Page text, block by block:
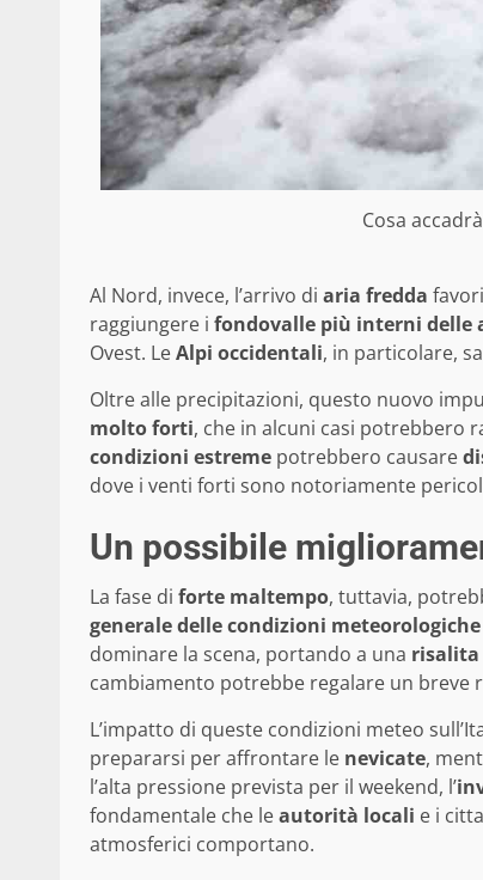
Cosa
Al Nord, invece, l’arrivo di aria fredda
raggiungere i fondovalle più interni delle
Ovest. LeAlpi occidentali, in particolare,
Oltre alle precipitazioni, questo nuovo
molto forti, che in alcuni casi potrebbero
condizioni estreme potrebbero causare
dove i venti forti sono notoriamente
Un possibile
La fase di forte maltempo, tuttavia,
generale delle condizioni meteorologiche
dominare la scena, portando a una risalita
cambiamento potrebbe regalare un breve
L’impatto di queste condizioni meteo
prepararsi per affrontare le nevicate,
l’alta pressione prevista per il weekend, l’
fondamentale che leautorità locali e i
atmosferici comportano.